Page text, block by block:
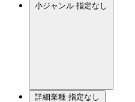
小ジャンル 指定なし
詳細業種 指定なし